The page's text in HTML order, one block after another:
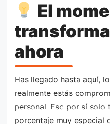
El
ahora
Has llegado hasta aquí,
realmente estás
personal. Eso por sí solo
porcentaje muy especial